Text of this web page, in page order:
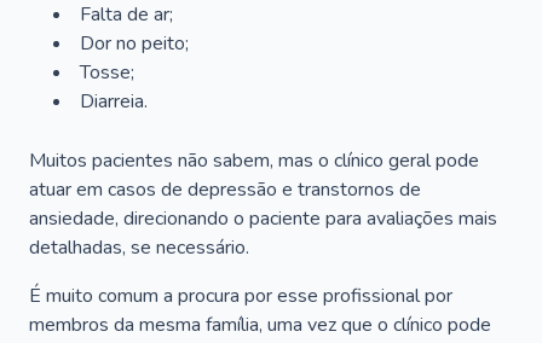
Falta de ar;
Dor no peito;
Tosse;
Diarreia.
Muitos pacientes não sabem, mas o clínico geral pode
atuar em casos de depressão e transtornos de
ansiedade, direcionando o paciente para avaliações mais
detalhadas, se necessário.
É muito comum a procura por esse profissional por
membros da mesma família, uma vez que o clínico pode